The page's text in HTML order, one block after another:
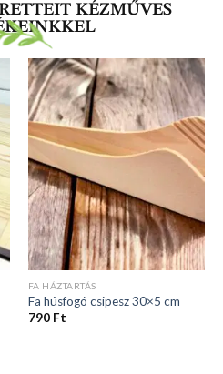
KÉZMŰVES
FA HÁZTARTÁS
Fa húsfogó csipesz 30×5 cm
790 Ft